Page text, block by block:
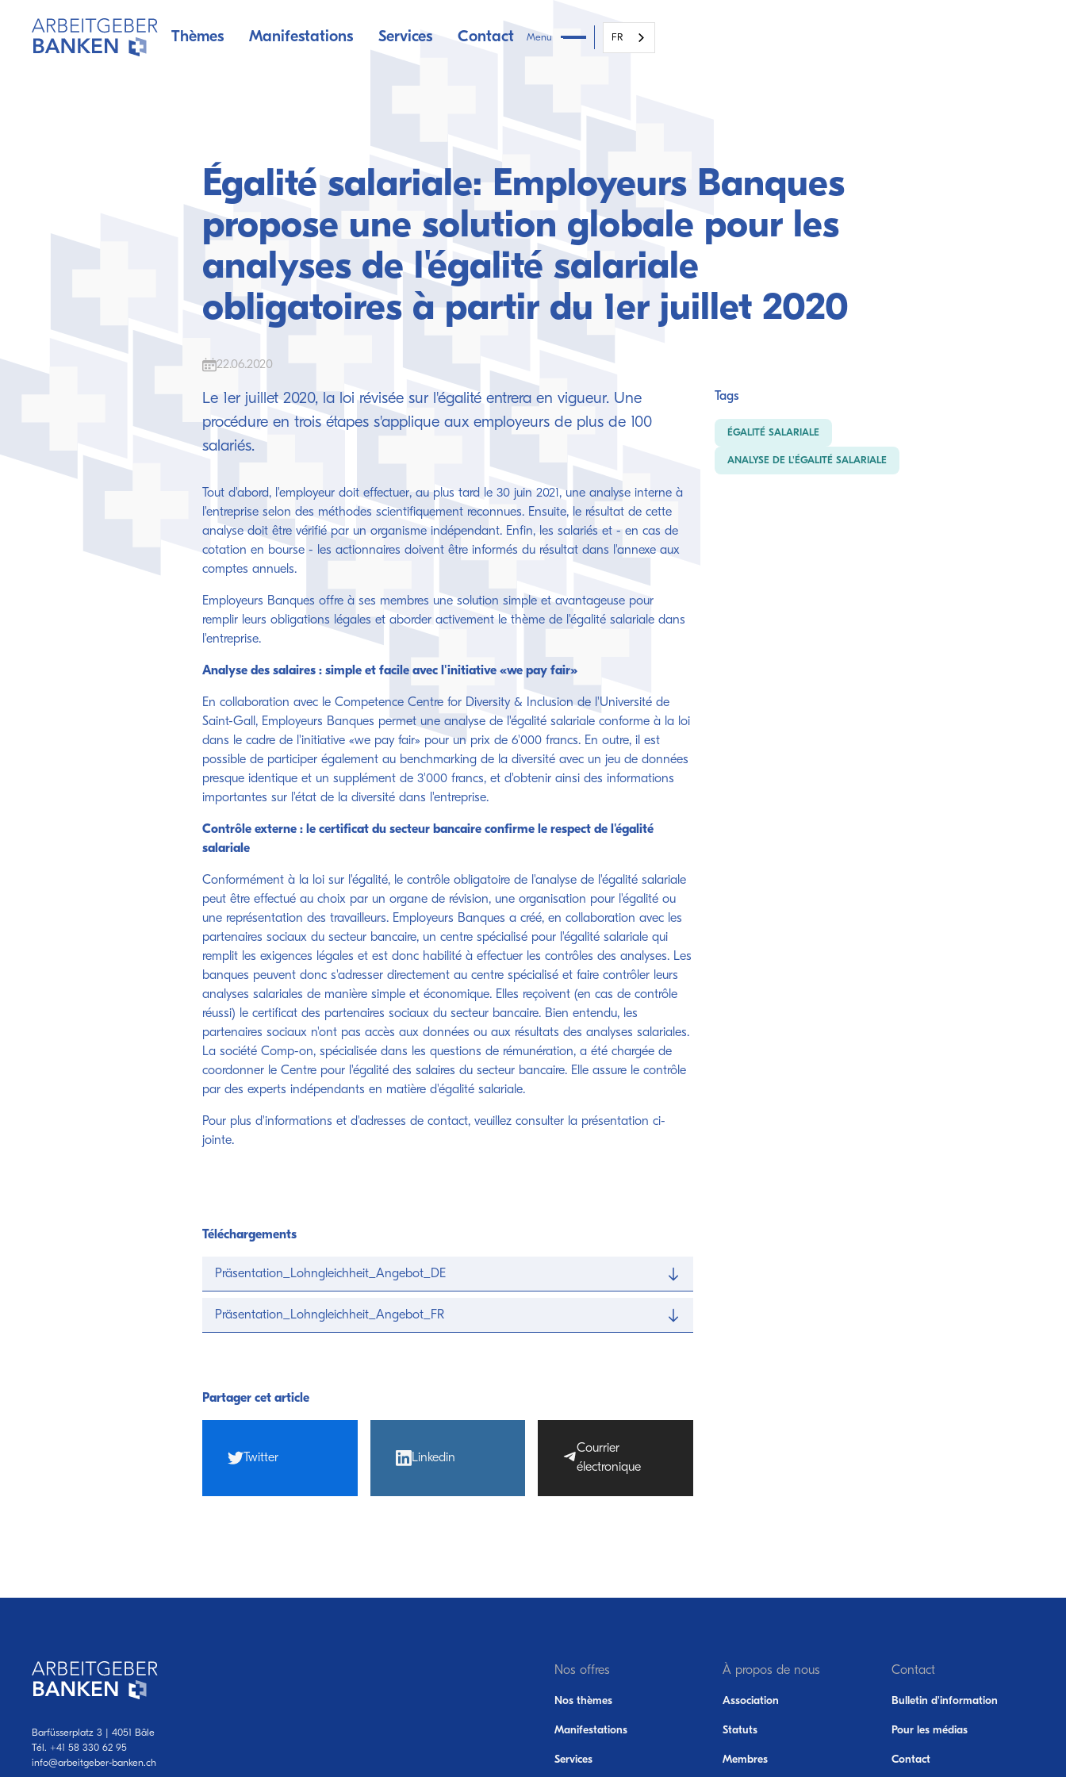
Thèmes Manifestations Services Contact Menu FR
Égalité salariale: Employeurs Banques
propose une solution globale pour les
analyses de l'égalité salariale
obligatoires à partir du 1er juillet 2020
22.06.2020
Le 1er juillet 2020, la loi révisée sur l'égalité entrera en vigueur. Une
procédure en trois étapes s'applique aux employeurs de plus de 100
salariés.
Tout d'abord, l'employeur doit effectuer, au plus tard le 30 juin 2021, une analyse interne à
l'entreprise selon des méthodes scientifiquement reconnues. Ensuite, le résultat de cette
analyse doit être vérifié par un organisme indépendant. Enfin, les salariés et - en cas de
cotation en bourse - les actionnaires doivent être informés du résultat dans l'annexe aux
comptes annuels.
Employeurs Banques offre à ses membres une solution simple et avantageuse pour
remplir leurs obligations légales et aborder activement le thème de l'égalité salariale dans
l'entreprise.
Analyse des salaires : simple et facile avec l'initiative «we pay fair»
En collaboration avec le Competence Centre for Diversity & Inclusion de l'Université de
Saint-Gall, Employeurs Banques permet une analyse de l'égalité salariale conforme à la loi
dans le cadre de l'initiative «we pay fair» pour un prix de 6'000 francs. En outre, il est
possible de participer également au benchmarking de la diversité avec un jeu de données
presque identique et un supplément de 3'000 francs, et d'obtenir ainsi des informations
importantes sur l'état de la diversité dans l'entreprise.
Contrôle externe : le certificat du secteur bancaire confirme le respect de l'égalité
salariale
Conformément à la loi sur l'égalité, le contrôle obligatoire de l'analyse de l'égalité salariale
peut être effectué au choix par un organe de révision, une organisation pour l'égalité ou
une représentation des travailleurs. Employeurs Banques a créé, en collaboration avec les
partenaires sociaux du secteur bancaire, un centre spécialisé pour l'égalité salariale qui
remplit les exigences légales et est donc habilité à effectuer les contrôles des analyses. Les
banques peuvent donc s'adresser directement au centre spécialisé et faire contrôler leurs
analyses salariales de manière simple et économique. Elles reçoivent (en cas de contrôle
réussi) le certificat des partenaires sociaux du secteur bancaire. Bien entendu, les
partenaires sociaux n'ont pas accès aux données ou aux résultats des analyses salariales.
La société Comp-on, spécialisée dans les questions de rémunération, a été chargée de
coordonner le Centre pour l'égalité des salaires du secteur bancaire. Elle assure le contrôle
par des experts indépendants en matière d'égalité salariale.
Pour plus d'informations et d'adresses de contact, veuillez consulter la présentation ci-
jointe.
Tags
ÉGALITÉ SALARIALE
ANALYSE DE L'ÉGALITÉ SALARIALE
Téléchargements
Präsentation_Lohngleichheit_Angebot_DE
Präsentation_Lohngleichheit_Angebot_FR
Partager cet article
Twitter Linkedin
Courrier
électronique
Barfüsserplatz 3 | 4051 Bâle
Tél. +41 58 330 62 95
‍‍info@arbeitgeber-banken.ch
Nos offres
Nos thèmes
Manifestations
Services
À propos de nous
Association
Statuts
Membres
Contact
Bulletin d'information
Pour les médias
Contact